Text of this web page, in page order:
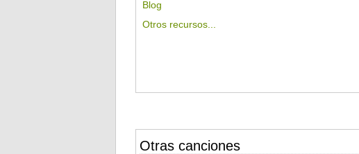
Blog
Otros recursos...
Otras canciones